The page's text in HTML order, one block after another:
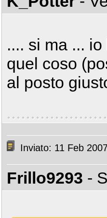
.... si ma ...
quel coso
al posto
Inviato: 11 Feb
Frillo9293 -